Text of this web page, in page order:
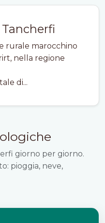
rurale marocchino
nella regione
di...
giorno per giorno.
pioggia, neve,